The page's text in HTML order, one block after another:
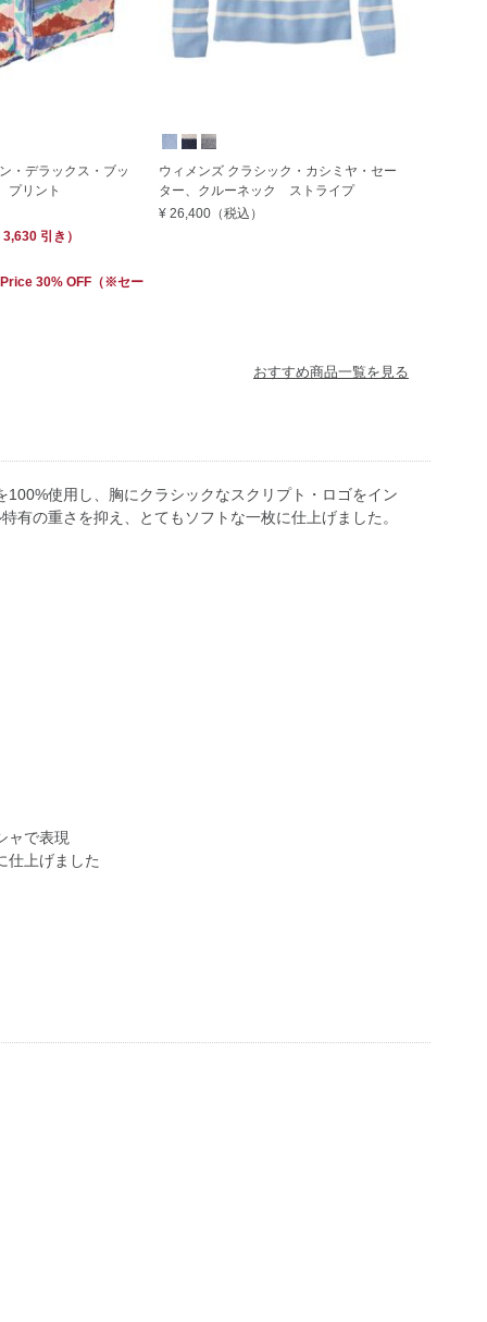
・デラックス・ブッ
リント
3,630 引き）
30% OFF （※セー
ウィメンズ クラシック・カシミヤ・セー
ター、クルーネック ストライプ
¥ 26,400（税込）
おすすめ商品一覧を見る
使用し、胸にクラシックなスクリプト・ロゴをイン
の重さを抑え、とてもソフトな一枚に仕上げました。
ャで表現
仕上げました